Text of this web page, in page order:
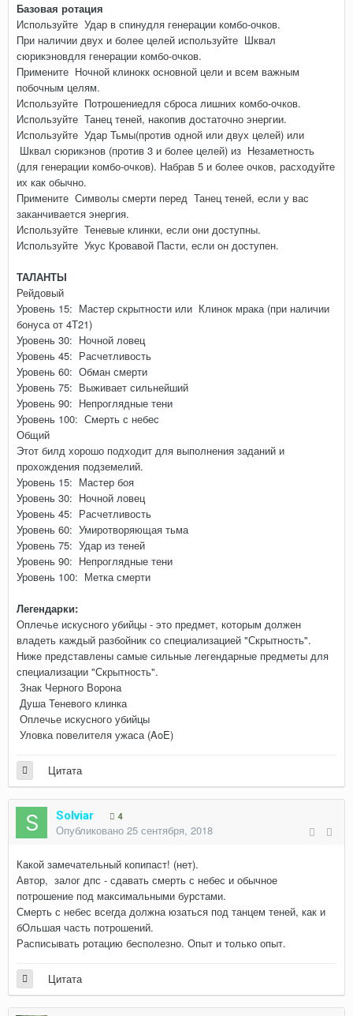
Базовая ротация
Используйте Удар в спинудля генерации комбо-очков.
При наличии двух и более целей используйте Шквал
сюрикэновдля генерации комбо-очков.
Примените Ночной клинокк основной цели и всем важным
побочным целям.
Используйте Потрошениедля сброса лишних комбо-очков.
Используйте Танец теней, накопив достаточно энергии.
Используйте Удар Тьмы(против одной или двух целей) или
Шквал сюрикэнов (против 3 и более целей) из Незаметность
(для генерации комбо-очков). Набрав 5 и более очков, расходуйте
их как обычно.
Примените Символы смерти перед Танец теней, если у вас
заканчивается энергия.
Используйте Теневые клинки, если они доступны.
Используйте Укус Кровавой Пасти, если он доступен.
ТАЛАНТЫ
Рейдовый
Уровень 15: Мастер скрытности или Клинок мрака (при наличии
бонуса от 4Т21)
Уровень 30: Ночной ловец
Уровень 45: Расчетливость
Уровень 60: Обман смерти
Уровень 75: Выживает сильнейший
Уровень 90: Непроглядные тени
Уровень 100: Смерть с небес
Общий
Этот билд хорошо подходит для выполнения заданий и
прохождения подземелий.
Уровень 15: Мастер боя
Уровень 30: Ночной ловец
Уровень 45: Расчетливость
Уровень 60: Умиротворяющая тьма
Уровень 75: Удар из теней
Уровень 90: Непроглядные тени
Уровень 100: Метка смерти
Легендарки:
Оплечье искусного убийцы - это предмет, которым должен
владеть каждый разбойник со специализацией "Скрытность".
Ниже представлены самые сильные легендарные предметы для
специализации "Скрытность".
Знак Черного Ворона
Душа Теневого клинка
Оплечье искусного убийцы
Уловка повелителя ужаса (AoE)
Цитата
Solviar 4
Опубликовано 25 сентября, 2018
Какой замечательный копипаст! (нет).
Автор, залог дпс - сдавать смерть с небес и обычное
потрошение под максимальными бурстами.
Смерть с небес всегда должна юзаться под танцем теней, как и
бОльшая часть потрошений.
Расписывать ротацию бесполезно. Опыт и только опыт.
Цитата